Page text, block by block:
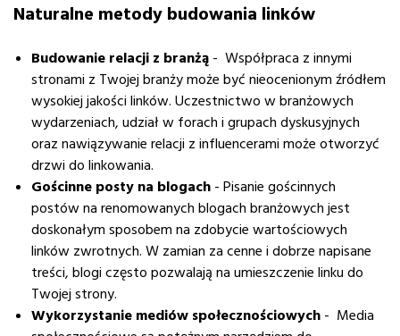
Naturalne metody budowania linków
Budowanie relacji z branżą - Współpraca z innymi
stronami z Twojej branży może być nieocenionym źródłem
wysokiej jakości linków. Uczestnictwo w branżowych
wydarzeniach, udział w forach i grupach dyskusyjnych
oraz nawiązywanie relacji z influencerami może otworzyć
drzwi do linkowania.
Gościnne posty na blogach - Pisanie gościnnych
postów na renomowanych blogach branżowych jest
doskonałym sposobem na zdobycie wartościowych
linków zwrotnych. W zamian za cenne i dobrze napisane
treści, blogi często pozwalają na umieszczenie linku do
Twojej strony.
Wykorzystanie mediów społecznościowych - Media